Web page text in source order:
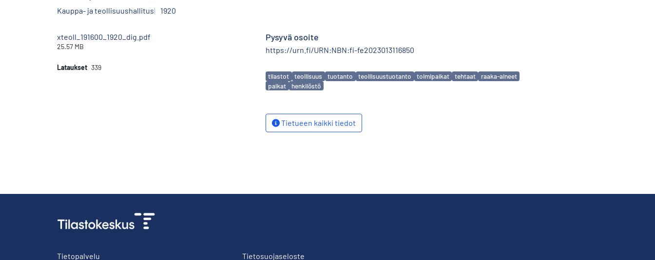
Kauppa- ja teollisuushallitus 1920
xteoll_191600_1920_dig.pdf
25.57 MB
Lataukset 339
Pysyvä osoite
https://urn.fi/URN:NBN:fi-fe2023013116850
Avainsanat
tilastot teollisuus tuotanto teollisuustuotanto toimipaikat tehtaat
raaka-aineet
palkat
henkilöstö
Tietueen kaikki tiedot
Tietopalvelu Tietosuojaseloste